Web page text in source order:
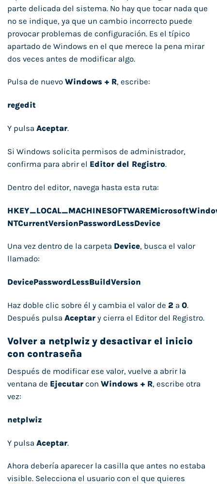
parte delicada del sistema. No hay que tocar nada que
no se indique, ya que un cambio incorrecto puede
provocar problemas de configuración. Es el típico
apartado de Windows en el que merece la pena mirar
dos veces antes de modificar algo.
Pulsa de nuevo Windows + R, escribe:
regedit
Y pulsa Aceptar.
Si Windows solicita permisos de administrador,
confirma para abrir el Editor del Registro.
Dentro del editor, navega hasta esta ruta:
NTCurrentVersionPasswordLessDevice
Una vez dentro de la carpeta Device, busca el valor
llamado:
DevicePasswordLessBuildVersion
Haz doble clic sobre él y cambia el valor de 2 a 0.
Después pulsa Aceptar y cierra el Editor del Registro.
Volver a netplwiz y desactivar el inicio
con contraseña
Después de modificar ese valor, vuelve a abrir la
ventana de Ejecutar con Windows + R, escribe otra
vez:
netplwiz
Y pulsa Aceptar.
Ahora debería aparecer la casilla que antes no estaba
visible. Selecciona el usuario con el que quieres